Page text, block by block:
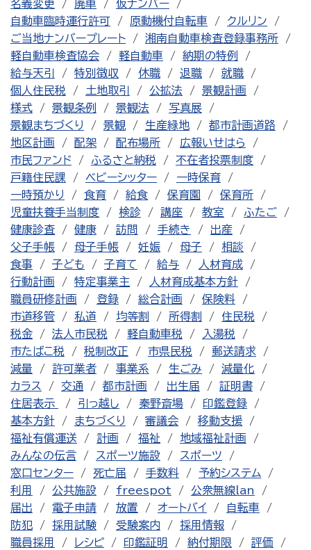
名義変更
廃車
仮ナンバー
自動車臨時運行許可
原動機付自転車
クルリン
ご当地ナンバープレート
湘南自動車検査登録事務所
軽自動車検査協会
軽自動車
納期の特例
給与天引
特別徴収 休職 退職
就職
個人住民税
土地取引 公拡法
景観計画
様式
景観条例 景観法
写真展
景観まちづくり
景観 生産緑地
都市計画道路
地区計画
配架 配布場所
広報いせはら
市民ファンド
ふるさと納税
不在者投票制度
戸籍住民課
ベビーシッター
一時保育
一時預かり
食育 給食 保育園
保育所
児童扶養手当制度
検診 講座 教室
ふたご
健康診査
健康 訪問 手続き
出産
父子手帳
母子手帳 妊娠 母子
相談
食事
子ども 子育て 給与
人材育成
行動計画
特定事業主
人材育成基本方針
職員研修計画
登録 総合計画
保険料
市道移管
私道 均等割 所得割
住民税
税金
法人市民税 軽自動車税
入湯税
市たばこ税
税制改正 市県民税
郵送請求
減量
許可業者 事業系 生ごみ
減量化
カラス
交通 都市計画 出生届
証明書
住居表示
引っ越し 秦野斎場
印鑑登録
基本方針
まちづくり 審議会
移動支援
福祉有償運送
計画 福祉
地域福祉計画
みんなの伝言
スポーツ施設
スポーツ
窓口センター
死亡届 手数料
予約システム
利用
公共施設 freespot
公衆無線lan
届出
電子申請 放置 オートバイ
自転車
防犯
採用試験 受験案内
採用情報
職員採用
レシピ 印鑑証明 納付期限
評価